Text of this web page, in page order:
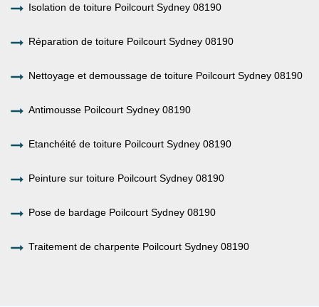
Isolation de toiture Poilcourt Sydney 08190
Réparation de toiture Poilcourt Sydney 08190
Nettoyage et demoussage de toiture Poilcourt Sydney 08190
Antimousse Poilcourt Sydney 08190
Etanchéité de toiture Poilcourt Sydney 08190
Peinture sur toiture Poilcourt Sydney 08190
Pose de bardage Poilcourt Sydney 08190
Traitement de charpente Poilcourt Sydney 08190